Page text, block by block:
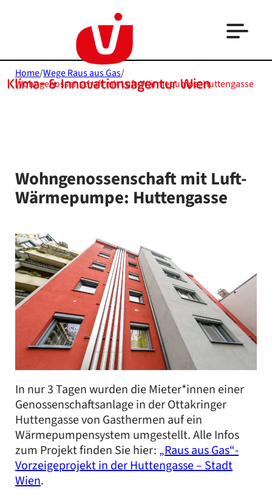
Home/Wege Raus aus Gas/
Wohngenossenschaft mit Luft-Wärmepumpe: Huttengasse
Wohngenossenschaft mit Luft-
Wärmepumpe: Huttengasse
In nur 3 Tagen wurden die Mieter*innen einer
Genossenschaftsanlage in der Ottakringer
Huttengasse von Gasthermen auf ein
Wärmepumpensystem umgestellt. Alle Infos
zum Projekt finden Sie hier: „Raus aus Gas“-
Vorzeigeprojekt in der Huttengasse – Stadt
Wien.